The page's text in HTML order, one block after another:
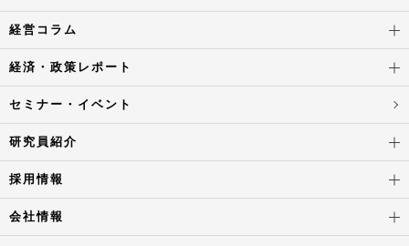
経営コラム
経済・政策レポート
セミナー・イベント
研究員紹介
採用情報
会社情報